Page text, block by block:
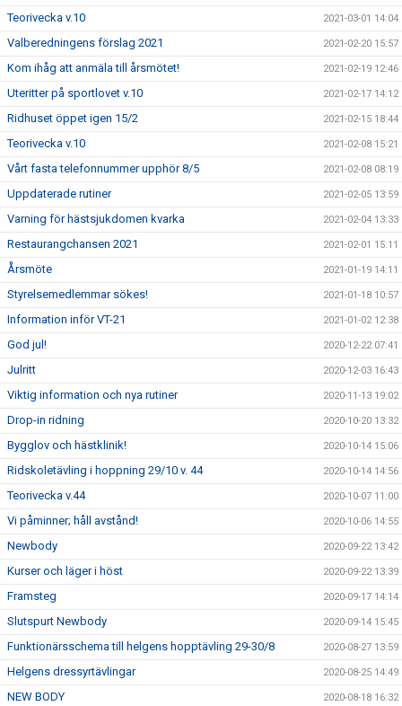
Teorivecka v.10 2021-03-01 14:04
Valberedningens förslag 2021 2021-02-20 15:57
Kom ihåg att anmäla till årsmötet! 2021-02-19 12:46
Uteritter på sportlovet v.10 2021-02-17 14:12
Ridhuset öppet igen 15/2 2021-02-15 18:44
Teorivecka v.10 2021-02-08 15:21
Vårt fasta telefonnummer upphör 8/5 2021-02-08 08:19
Uppdaterade rutiner 2021-02-05 13:59
Varning för hästsjukdomen kvarka 2021-02-04 13:33
Restaurangchansen 2021 2021-02-01 15:11
Årsmöte 2021-01-19 14:11
Styrelsemedlemmar sökes! 2021-01-18 10:57
Information inför VT-21 2021-01-02 12:38
God jul! 2020-12-22 07:41
Julritt 2020-12-03 16:43
Viktig information och nya rutiner 2020-11-13 19:02
Drop-in ridning 2020-10-20 13:32
Bygglov och hästklinik! 2020-10-14 15:06
Ridskoletävling i hoppning 29/10 v. 44 2020-10-14 14:56
Teorivecka v.44 2020-10-07 11:00
Vi påminner; håll avstånd! 2020-10-06 14:55
Newbody 2020-09-22 13:42
Kurser och läger i höst 2020-09-22 13:39
Framsteg 2020-09-17 14:14
Slutspurt Newbody 2020-09-14 15:45
Funktionärsschema till helgens hopptävling 29-30/8 2020-08-27 13:59
Helgens dressyrtävlingar 2020-08-25 14:49
NEW BODY 2020-08-18 16:32